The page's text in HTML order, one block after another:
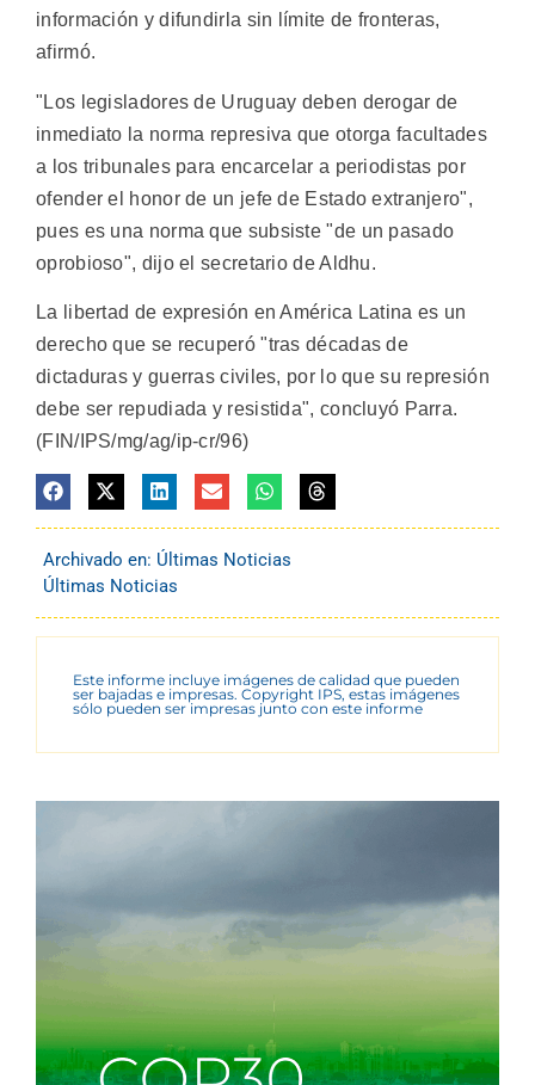
información y difundirla sin límite de fronteras,
afirmó.
"Los legisladores de Uruguay deben derogar de
inmediato la norma represiva que otorga facultades
a los tribunales para encarcelar a periodistas por
ofender el honor de un jefe de Estado extranjero",
pues es una norma que subsiste "de un pasado
oprobioso", dijo el secretario de Aldhu.
La libertad de expresión en América Latina es un
derecho que se recuperó "tras décadas de
dictaduras y guerras civiles, por lo que su represión
debe ser repudiada y resistida", concluyó Parra.
(FIN/IPS/mg/ag/ip-cr/96)
Archivado en: Últimas Noticias
Últimas Noticias
Este informe incluye imágenes de calidad que pueden
ser bajadas e impresas. Copyright IPS, estas imágenes
sólo pueden ser impresas junto con este informe